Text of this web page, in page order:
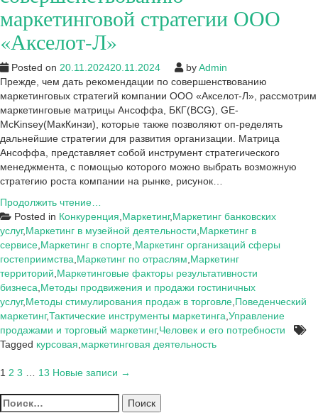
маркетинговой стратегии ООО
«Акселот-Л»
Posted on 20.11.202420.11.2024 byAdmin
Прежде, чем дать рекомендации по совершенствованию
маркетинговых стратегий компании ООО «Акселот-Л», рассмотрим
маркетинговые матрицы Ансоффа, БКГ(BCG), GE-
McKinsey(МакКинзи), которые также позволяют оп-ределять
дальнейшие стратегии для развития организации. Матрица
Ансоффа, представляет собой инструмент стратегического
менеджмента, с помощью которого можно выбрать возможную
стратегию роста компании на рынке, рисунок…
Продолжить чтение…
по
совершенствованию
маркетинговой
стратегии
ООО
«Акселот-
Л»
Posted in Конкуренция Маркетинг,Маркетинг банковских
услуг,Маркетинг в музейной деятельности Маркетинг в
сервисе Маркетинг в спорте Маркетинг организаций сферы
гостеприимства Маркетинг по отраслям Маркетинг
территорий Маркетинговые факторы результативности
бизнеса Методы продвижения и продажи гостиничных
услуг,Методы стимулирования продаж в торговле Поведенческий
маркетинг,Тактические инструменты маркетинга Управление
продажами и торговый маркетинг,Человек и его потребности
Tagged курсовая маркетинговая деятельность
Пагинация
записей
1 2 3 13 Новые записи →
Найти: